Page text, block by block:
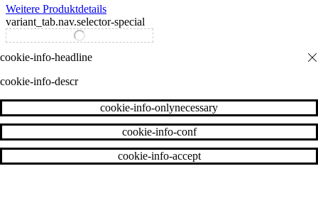
Weitere Produktdetails
variant_tab.nav.selector-special
variant_tab.nav.selector-standard
cookie-info-descr
cookie-info-accept
cookie-info-conf
cookie-info-onlynecessary